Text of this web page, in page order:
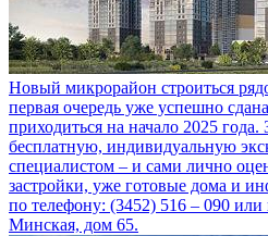
Новый микрорайон строиться
первая очередь уже успешно
приходиться на начало 2025 года.
бесплатную, индивидуальную
специалистом – и сами лично
застройки, уже готовые дома и
по телефону: (3452) 516 – 090 или
Минская, дом 65.